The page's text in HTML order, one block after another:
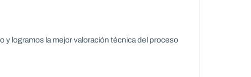
y logramos la mejor valoración técnica del proceso